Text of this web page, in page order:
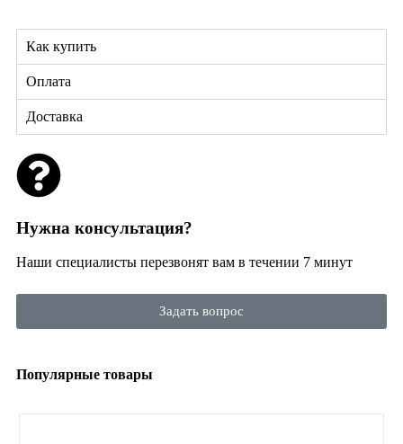
Как купить
Оплата
Доставка
Нужна консультация?
Наши специалисты перезвонят вам в течении 7 минут
Задать вопрос
Популярные товары